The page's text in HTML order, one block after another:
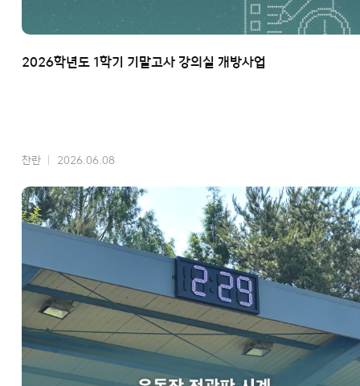
2026학년도 1학기 기말고사 강의실 개방사업
찬란 2026.06.08